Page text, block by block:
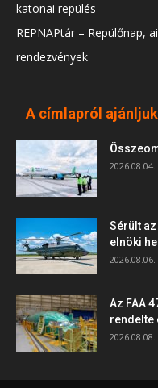
katonai repülés
REPNAPtár – Repülőnap,
rendezvények
A címlapról ajánljuk
2026.08.04.
Sérült
elnöki
2026.08.06.
Az FAA
rendelte
2026.08.08.